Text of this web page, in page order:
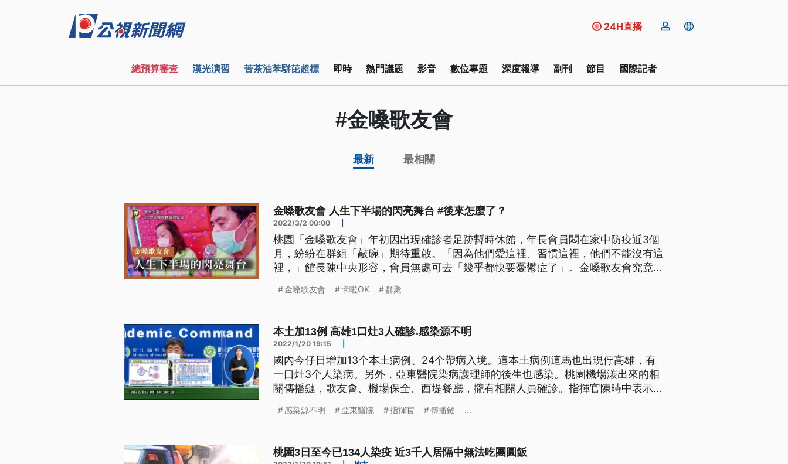
24H直播
總預算審查 漢光演習 苦茶油苯駢芘超標 即時 熱門議題 影音 數位專題 深度報導 副刊 節目 國際記者
#金嗓歌友會
最新 最相關
金嗓歌友會 人生下半場的閃亮舞台 #後來怎麼了？
2022/3/2 00:00
桃園「金嗓歌友會」年初因出現確診者足跡暫時休館，年長會員悶在家中防疫近3個
月，紛紛在群組「敲碗」期待重啟。「因為他們愛這裡、習慣這裡，他們不能沒有這
裡，」館長陳中央形容，會員無處可去「幾乎都快要憂鬱症了」。金嗓歌友會究竟有
旦假期，由桃園機場工作人員向外擴散的Covid-19群聚感染事件延燒近半個月，其
金嗓歌友會 卡啦OK 群聚
本土加13例 高雄1口灶3人確診.感染源不明
2022/1/20 19:15
國內今仔日增加13个本土病例、24个帶病入境。這本土病例這馬也出現佇高雄，有
一口灶3个人染病。另外，亞東醫院染病護理師的後生也感染。桃園機場湠出來的相
關傳播鏈，歌友會、機場保全、西堤餐廳，攏有相關人員確診。指揮官陳時中表示，
感染源不明 亞東醫院 指揮官 傳播鏈 ...
桃園3日至今已134人染疫 近3千人居隔中無法吃團圓飯